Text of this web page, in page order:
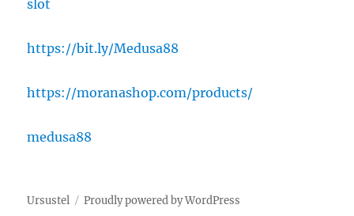
slot
https://bit.ly/Medusa88
https://moranashop.com/products/
medusa88
Ursustel Proudly powered by WordPress